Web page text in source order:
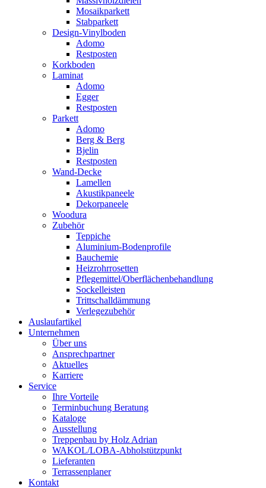
Mosaikparkett
Stabparkett
Design-Vinylboden
Adomo
Restposten
Korkboden
Laminat
Adomo
Egger
Restposten
Parkett
Adomo
Berg & Berg
Bjelin
Restposten
Wand-Decke
Lamellen
Akustikpaneele
Dekorpaneele
Woodura
Zubehör
Teppiche
Aluminium-Bodenprofile
Bauchemie
Heizrohrrosetten
Pflegemittel/Oberflächenbehandlung
Sockelleisten
Trittschalldämmung
Verlegezubehör
Auslaufartikel
Unternehmen
Über uns
Ansprechpartner
Aktuelles
Karriere
Service
Ihre Vorteile
Terminbuchung Beratung
Kataloge
Ausstellung
Treppenbau by Holz Adrian
WAKOL/LOBA-Abholstützpunkt
Lieferanten
Terrassenplaner
Kontakt